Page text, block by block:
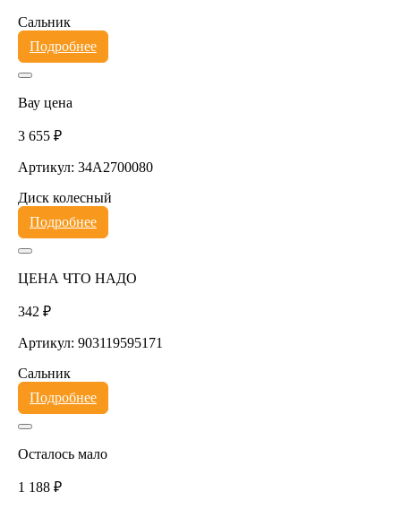
Сальник
Подробнее
Вау цена
3 655 ₽
Артикул: 34A2700080
Диск колесный
Подробнее
ЦЕНА ЧТО НАДО
342 ₽
Артикул: 903119595171
Сальник
Подробнее
Осталось мало
1 188 ₽